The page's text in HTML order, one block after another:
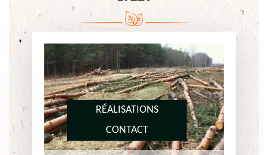
RÉALISATIONS
CONTACT